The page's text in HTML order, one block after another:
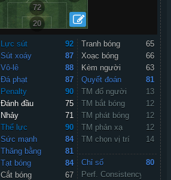
72
20
Lực sút
92
Sút xoáy
87
Vô-lê
88
Đá phạt
87
Penalty
90
Đánh đầu
75
Nhảy
71
Thể lực
90
Sức mạnh
84
Thăng bằng
81
Tạt bóng
84
Cắt bóng
67
Tranh bóng
65
Xoạc bóng
66
Kèm người
63
Quyết đoán
81
TM đổ người
13
TM bắt bóng
12
TM phát bóng
12
TM phản xạ
12
TM chọn vị trí
14
Chỉ số
80
Perf. Consistency